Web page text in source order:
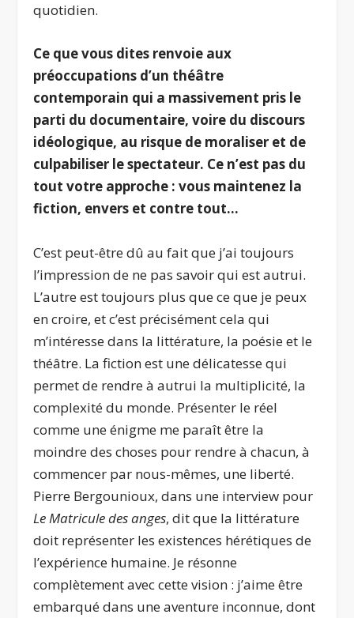
quotidien.
Ce que vous dites renvoie aux
préoccupations d’un théâtre
contemporain qui a massivement pris le
parti du documentaire, voire du discours
idéologique, au risque de moraliser et de
culpabiliser le spectateur. Ce n’est pas du
tout votre approche : vous maintenez la
fiction, envers et contre tout…
C’est peut-être dû au fait que j’ai toujours
l’impression de ne pas savoir qui est autrui.
L’autre est toujours plus que ce que je peux
en croire, et c’est précisément cela qui
m’intéresse dans la littérature, la poésie et le
théâtre. La fiction est une délicatesse qui
permet de rendre à autrui la multiplicité, la
complexité du monde. Présenter le réel
comme une énigme me paraît être la
moindre des choses pour rendre à chacun, à
commencer par nous-mêmes, une liberté.
Pierre Bergounioux, dans une interview pour
Le Matricule des anges, dit que la littérature
doit représenter les existences hérétiques de
l’expérience humaine. Je résonne
complètement avec cette vision : j’aime être
embarqué dans une aventure inconnue, dont